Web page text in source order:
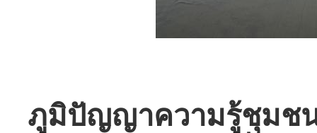
ภูมิปัญญาความรู้ชุมช